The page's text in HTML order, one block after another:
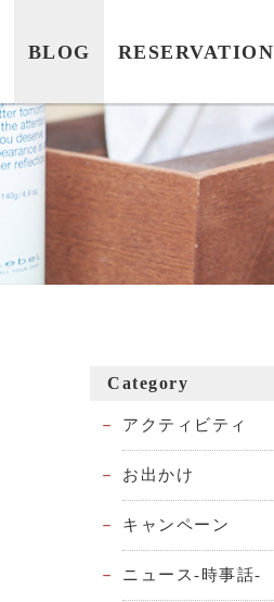
BLOG RESERVATION
Category
アクティビティ
お出かけ
キャンペーン
ニュース-時事話-